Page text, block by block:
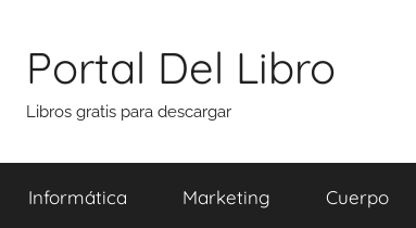
contenido
Portal Del Libro
Libros gratis para descargar
Informática Marketing Cuerpo